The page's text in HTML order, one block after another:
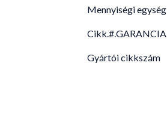
Mennyiségi egység
Cikk.#.GARANCIA
Gyártói cikkszám